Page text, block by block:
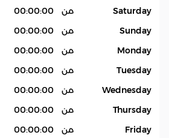
Saturday من 00:00:00
Sunday
من 00:00:00
Monday
من 00:00:00
Tuesday
من 00:00:00
Wednesday
من 00:00:00
Thursday
من 00:00:00
Friday
من 00:00:00